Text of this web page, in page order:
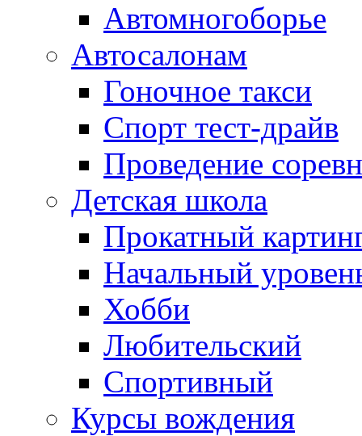
Автомногоборье
Автосалонам
Гоночное такси
Спорт тест-драйв
Проведение
Детская школа
Прокатный
Начальный
Хобби
Любительский
Спортивный
Курсы вождения